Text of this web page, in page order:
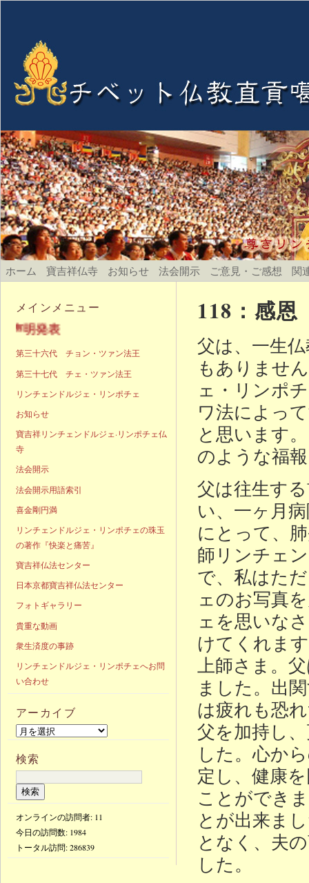
ホーム 寶吉祥仏寺 お知らせ 法会開示 ご意見・ご感想 関
118：感恩
父は、一生
もありませ
ェ・リンポ
ワ法によっ
と思います
のような福
父は往生す
い、一ヶ月
にとって、
師リンチェ
で、私はた
ェのお写真
ェを思いな
けてくれま
上師さま。
ました。出
は疲れも恐
父を加持し
した。心か
定し、健康
ことができ
とが出来ま
となく、夫
した。
メインメニュー
表
第三十六代 チョン・ツァン法王
第三十七代 チェ・ツァン法王
リンチェンドルジェ・リンポチェ
お知らせ
寶吉祥リンチェンドルジェ·リンポチェ仏
寺
法会開示
法会開示用語索引
喜金剛円満
リンチェンドルジェ・リンポチェの珠玉
の著作『快楽と痛苦』
寶吉祥仏法センター
日本京都寶吉祥仏法センター
フォトギャラリー
貴重な動画
衆生済度の事跡
リンチェンドルジェ・リンポチェへお問
い合わせ
アーカイブ
検索
オンラインの訪問者: 11
今日の訪問数: 1984
トータル訪問:286839